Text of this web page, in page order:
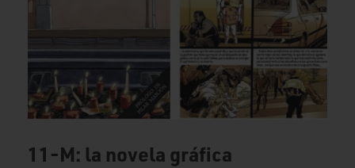
11-M: la novela gráfica